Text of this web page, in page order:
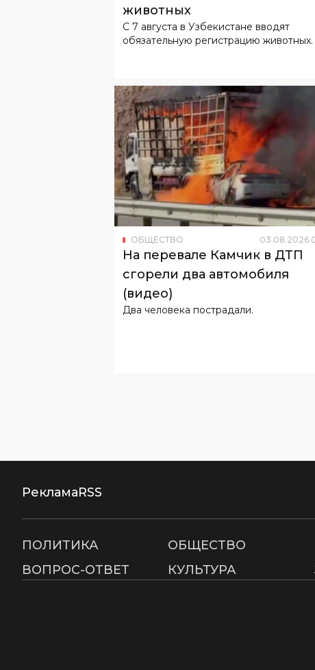
животных
С 7 августа в Узбекистане вводят
обязательную регистрацию животных.
ОБЩЕСТВО 03.08.2026
На перевале Камчик в ДТП
сгорели два автомобиля
(видео)
Два человека пострадали.
РекламаRSS
ПОЛИТИКА ОБЩЕСТВО
ВОПРОС-ОТВЕТ
КУЛЬТУРА